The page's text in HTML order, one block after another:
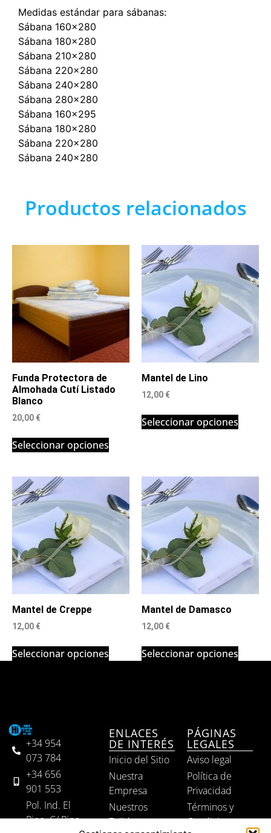
Medidas estándar para sábanas:
Sábana 160×280
Sábana 180×280
Sábana 210×280
Sábana 220×280
Sábana 240×280
Sábana 280×280
Sábana 160×295
Sábana 180×280
Sábana 220×280
Sábana 240×280
Productos relacionados
Funda Protectora de
Almohada Cutí Listado
Blanco
20,00 €
Seleccionar opciones
Mantel de Lino
12,00 €
Seleccionar opciones
Mantel de Creppe
12,00 €
Seleccionar opciones
Mantel de Damasco
12,00 €
Seleccionar opciones
+34 954
073 784
+34 656
901 553
Pol. Ind. El
Pino. C/ Pino
ENLACES
DE INTERÉS
Inicio del Sitio
Nuestra
Empresa
Nuestros
Tejidos
PÁGINAS
LEGALES
Aviso legal
Política de
Privacidad
Términos y
Condiciones